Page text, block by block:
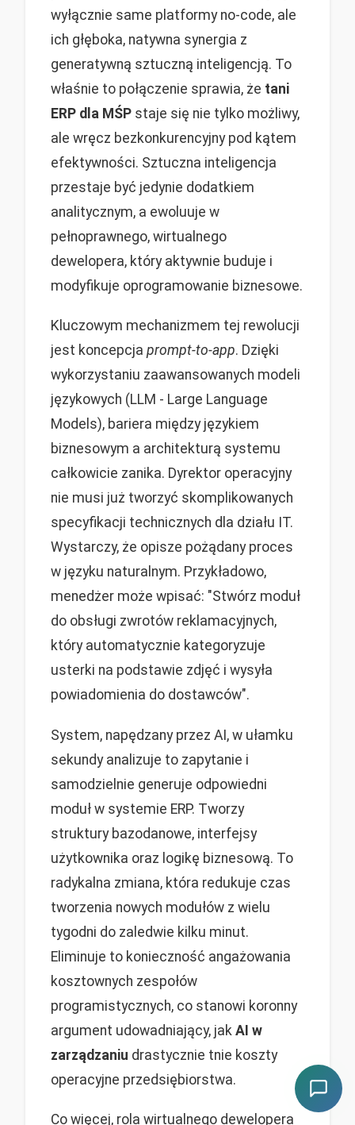
wyłącznie same platformy no-code, ale
ich głęboka, natywna synergia z
generatywną sztuczną inteligencją. To
właśnie to połączenie sprawia, że tani
ERP dla MŚP staje się nie tylko możliwy,
ale wręcz bezkonkurencyjny pod kątem
efektywności. Sztuczna inteligencja
przestaje być jedynie dodatkiem
analitycznym, a ewoluuje w
pełnoprawnego, wirtualnego
dewelopera, który aktywnie buduje i
modyfikuje oprogramowanie biznesowe.
Kluczowym mechanizmem tej rewolucji
jest koncepcja prompt-to-app. Dzięki
wykorzystaniu zaawansowanych modeli
językowych (LLM - Large Language
Models), bariera między językiem
biznesowym a architekturą systemu
całkowicie zanika. Dyrektor operacyjny
nie musi już tworzyć skomplikowanych
specyfikacji technicznych dla działu IT.
Wystarczy, że opisze pożądany proces
w języku naturalnym. Przykładowo,
menedżer może wpisać: "Stwórz moduł
do obsługi zwrotów reklamacyjnych,
który automatycznie kategoryzuje
usterki na podstawie zdjęć i wysyła
powiadomienia do dostawców".
System, napędzany przez AI, w ułamku
sekundy analizuje to zapytanie i
samodzielnie generuje odpowiedni
moduł w systemie ERP. Tworzy
struktury bazodanowe, interfejsy
użytkownika oraz logikę biznesową. To
radykalna zmiana, która redukuje czas
tworzenia nowych modułów z wielu
tygodni do zaledwie kilku minut.
Eliminuje to konieczność angażowania
kosztownych zespołów
programistycznych, co stanowi koronny
argument udowadniający, jak AI w
zarządzaniu drastycznie tnie koszty
operacyjne przedsiębiorstwa.
Co więcej, rola wirtualnego dewelopera